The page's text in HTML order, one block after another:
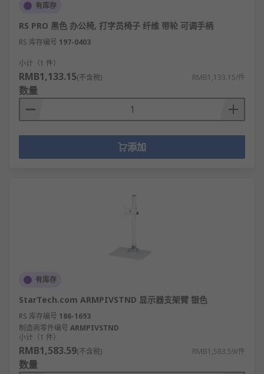
有库存
RS PRO 黑色 办公椅, 打字员椅子 纤维 带轮 可调手柄
RS 库存编号 197-0403
小计（1 件）
RMB1,133.15(不含税) RMB1,133.15/件
数量
添加
有库存
StarTech.com ARMPIVSTND 显示器支架臂 银色
RS 库存编号 186-1693
制造商零件编号 ARMPIVSTND
小计（1 件）
RMB1,583.59(不含税) RMB1,583.59/件
数量